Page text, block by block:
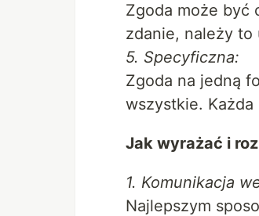
Zgoda może być
zdanie, należy to
5. Specyficzna:
Zgoda na jedną
wszystkie.
Jak wyrażać i
1. Komunikacja
Najlepszym